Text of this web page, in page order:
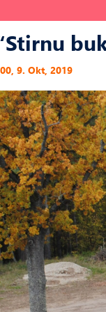
9. Okt, 2019